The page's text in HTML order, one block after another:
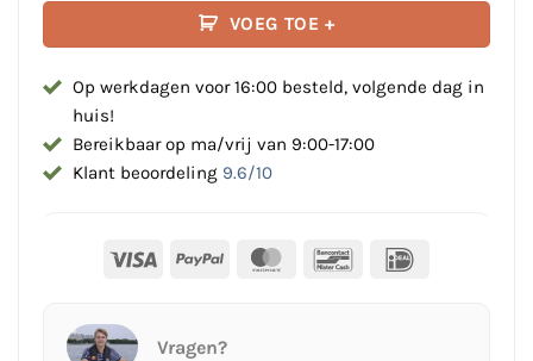
VOEG TOE +
Op werkdagen voor 16:00 besteld, volgende dag in
huis!
Bereikbaar op ma/vrij van 9:00-17:00
Klant beoordeling 9.6/10
Visa PayPal MasterCardBancontact
Vragen?